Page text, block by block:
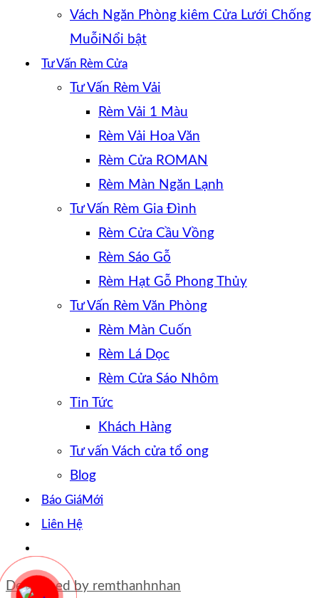
Vách Ngăn Phòng kiêm Cửa Lưới Chống
Muỗi
Tư Vấn Rèm Cửa
Tư Vấn Rèm Vải
Rèm Vải 1 Màu
Rèm Vải Hoa Văn
Rèm Cửa ROMAN
Rèm Màn Ngăn Lạnh
Tư Vấn Rèm Gia Đình
Rèm Cửa Cầu Vồng
Rèm Sáo Gỗ
Rèm Hạt Gỗ Phong Thủy
Tư Vấn Rèm Văn Phòng
Rèm Màn Cuốn
Rèm Lá Dọc
Rèm Cửa Sáo Nhôm
Tin Tức
Khách Hàng
Tư vấn Vách cửa tổ ong
Blog
Báo Giá
Liên Hệ
Developed by remthanhnhan